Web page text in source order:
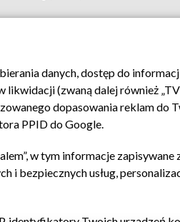
reklamy Kontakt
danych, dostęp do
likwidacji (zwaną dalej również
dopasowania reklam do
PPID do Google.
w tym informacje
bezpiecznych usług,